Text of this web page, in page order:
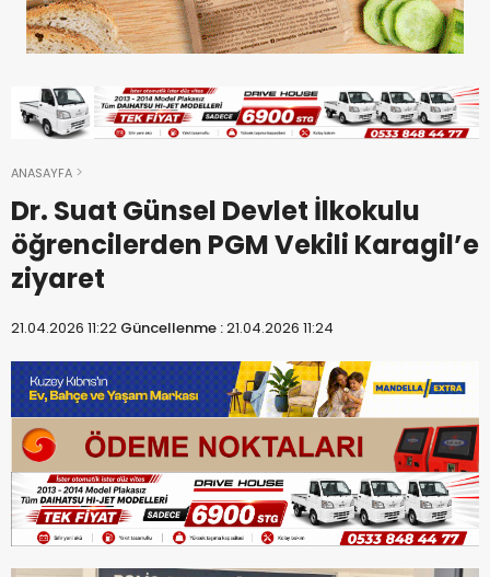
ANASAYFA
Dr. Suat Günsel Devlet İlkokulu
öğrencilerden PGM Vekili Karagil’e
ziyaret
21.04.2026 11:22 Güncellenme :21.04.2026 11:24